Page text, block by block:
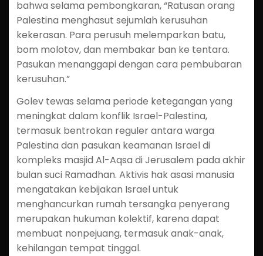
bahwa selama pembongkaran, “Ratusan orang
Palestina menghasut sejumlah kerusuhan
kekerasan. Para perusuh melemparkan batu,
bom molotov, dan membakar ban ke tentara.
Pasukan menanggapi dengan cara pembubaran
kerusuhan.”
Golev tewas selama periode ketegangan yang
meningkat dalam konflik Israel-Palestina,
termasuk bentrokan reguler antara warga
Palestina dan pasukan keamanan Israel di
kompleks masjid Al-Aqsa di Jerusalem pada akhir
bulan suci Ramadhan. Aktivis hak asasi manusia
mengatakan kebijakan Israel untuk
menghancurkan rumah tersangka penyerang
merupakan hukuman kolektif, karena dapat
membuat nonpejuang, termasuk anak-anak,
kehilangan tempat tinggal.